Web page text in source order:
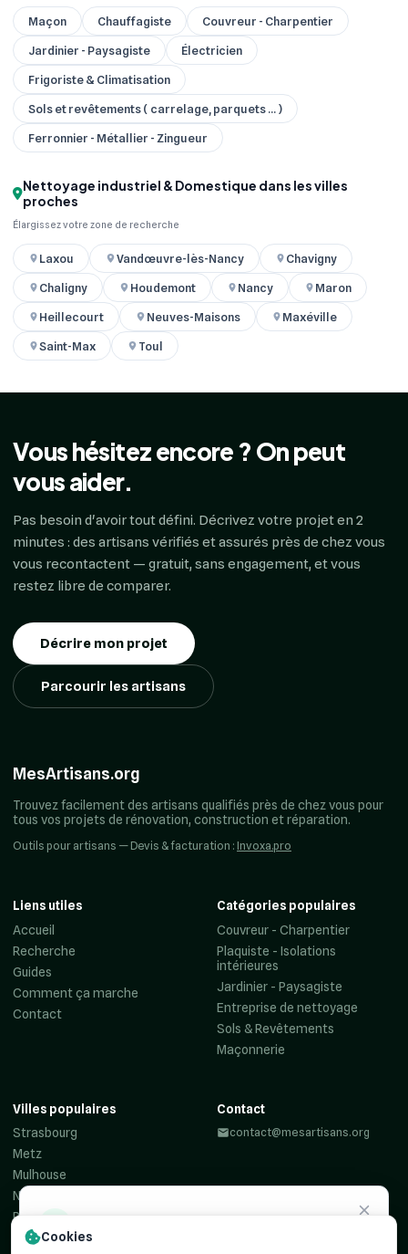
Maçon Chauffagiste
Couvreur - Charpentier
Jardinier - Paysagiste
Électricien
Frigoriste & Climatisation
Sols et revêtements ( carrelage, parquets ... )
Ferronnier - Métallier - Zingueur
Nettoyage industriel & Domestique dans les villes
proches
Élargissez votre zone de recherche
Laxou Vandœuvre-lès-Nancy
Chavigny
Chaligny
Houdemont Nancy
Maron
Heillecourt
Neuves-Maisons
Maxéville
Saint-Max
Toul
Vous hésitez encore ? On peut
vous aider.
Pas besoin d'avoir tout défini. Décrivez votre projet en 2
minutes : des artisans vérifiés et assurés près de chez vous
vous recontactent — gratuit, sans engagement, et vous
restez libre de comparer.
Décrire mon projet
Parcourir les artisans
Besoin d'un
MesArtisans.org
Trouvez facilement des artisans qualifiés près de chez vous pour
tous vos projets de rénovation, construction et réparation.
Outils pour artisans — Devis & facturation : Invoxa.pro
Liens utiles
Accueil
Recherche
Guides
Comment ça marche
Contact
Catégories populaires
Couvreur - Charpentier
Plaquiste - Isolations
intérieures
Jardinier - Paysagiste
Entreprise de nettoyage
Sols & Revêtements
Maçonnerie
Villes populaires
Strasbourg
Metz
Mulhouse
Nancy
Reims
Colmar
Contact
contact@mesartisans.org
Cookies